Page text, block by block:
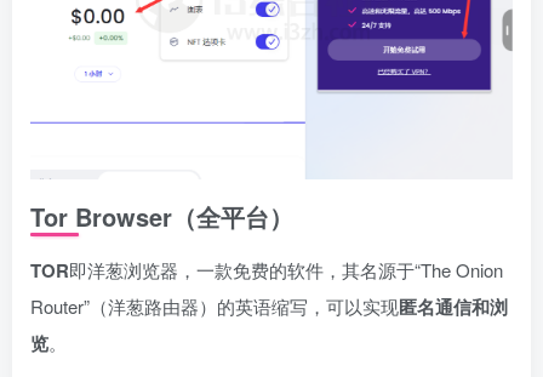
Tor Browser（全平台）
TOR即洋葱浏览器，一款免费的软件，其名源于“The Onion
Router”（洋葱路由器）的英语缩写，可以实现匿名通信和浏
览。